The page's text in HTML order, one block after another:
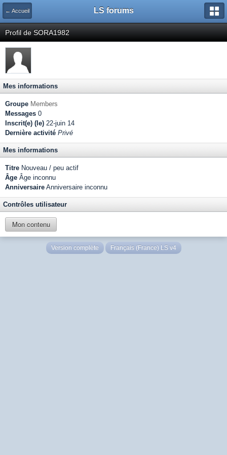
← Accueil LS forums
Profil de SORA1982
Mes informations
Groupe Members
Messages 0
Inscrit(e) (le) 22-juin 14
Dernière activité Privé
Mes informations
Titre Nouveau / peu actif
Âge Âge inconnu
Anniversaire Anniversaire inconnu
Contrôles utilisateur
Mon contenu
Version complète Français (France) LS v4